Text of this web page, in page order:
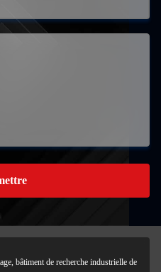
bâtiment de recherche industrielle de